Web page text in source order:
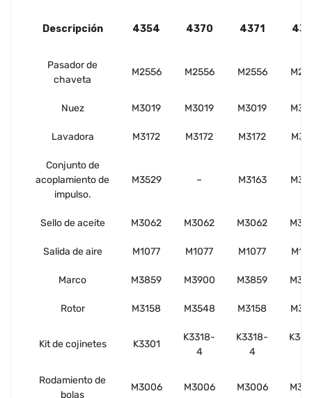
Descripción 4354 4370 4371
Pasador de
chaveta
M2556 M2556 M2556
Nuez M3019 M3019 M3019
Lavadora M3172 M3172 M3172
Conjunto de
acoplamiento de
impulso.
M3529 – M3163
Sello de aceite M3062 M3062 M3062
Salida de aire M1077 M1077 M1077
Marco M3859 M3900 M3859
Rotor M3158 M3548 M3158
Kit de cojinetes K3301
K3318-
4
K3318-
4
Rodamiento de
bolas
M3006 M3006 M3006